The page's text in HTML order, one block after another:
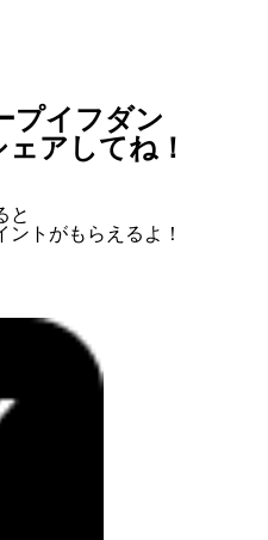
プイフダン
アしてね！
と
ント がもらえるよ！